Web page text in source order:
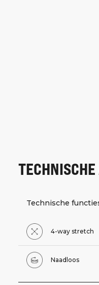
Technische
4-way stretch
Naadloos